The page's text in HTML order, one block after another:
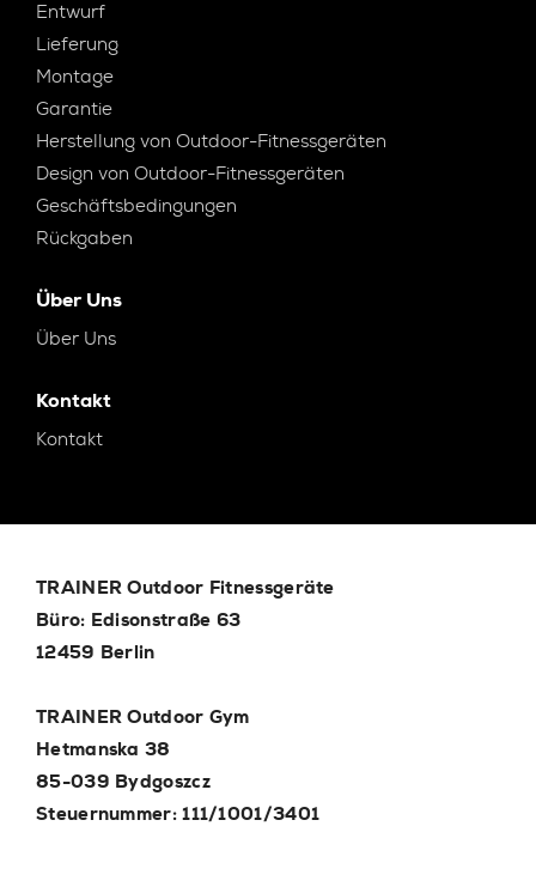
Entwurf
Lieferung
Montage
Garantie
Herstellung von Outdoor-Fitnessgeräten
Design von Outdoor-Fitnessgeräten
Geschäftsbedingungen
Rückgaben
Über Uns
Über Uns
Kontakt
Kontakt
TRAINER Outdoor Fitnessgeräte
Büro: Edisonstraße 63
12459 Berlin
TRAINER Outdoor Gym
Hetmanska 38
85-039 Bydgoszcz
Steuernummer: 111/1001/3401